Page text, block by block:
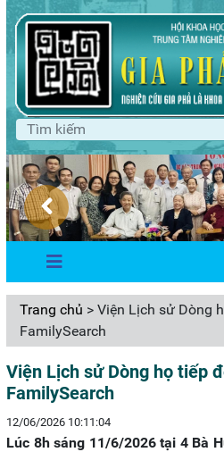
Trang chủ > Viện Lịch sử Dòng
FamilySearch
Viện Lịch sử Dòng họ tiếp
FamilySearch
12/06/2026 10:11:04
Lúc 8h sáng 11/6/2026 tại 4 Bà